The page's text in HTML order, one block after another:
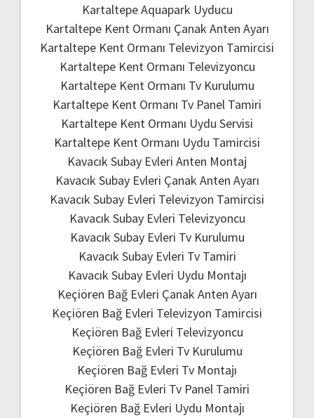
Kartaltepe Aquapark Uyducu
Kartaltepe Kent Ormanı Çanak Anten Ayarı
Kartaltepe Kent Ormanı Televizyon Tamircisi
Kartaltepe Kent Ormanı Televizyoncu
Kartaltepe Kent Ormanı Tv Kurulumu
Kartaltepe Kent Ormanı Tv Panel Tamiri
Kartaltepe Kent Ormanı Uydu Servisi
Kartaltepe Kent Ormanı Uydu Tamircisi
Kavacık Subay Evleri Anten Montaj
Kavacık Subay Evleri Çanak Anten Ayarı
Kavacık Subay Evleri Televizyon Tamircisi
Kavacık Subay Evleri Televizyoncu
Kavacık Subay Evleri Tv Kurulumu
Kavacık Subay Evleri Tv Tamiri
Kavacık Subay Evleri Uydu Montajı
Keçiören Bağ Evleri Çanak Anten Ayarı
Keçiören Bağ Evleri Televizyon Tamircisi
Keçiören Bağ Evleri Televizyoncu
Keçiören Bağ Evleri Tv Kurulumu
Keçiören Bağ Evleri Tv Montajı
Keçiören Bağ Evleri Tv Panel Tamiri
Keçiören Bağ Evleri Uydu Montajı